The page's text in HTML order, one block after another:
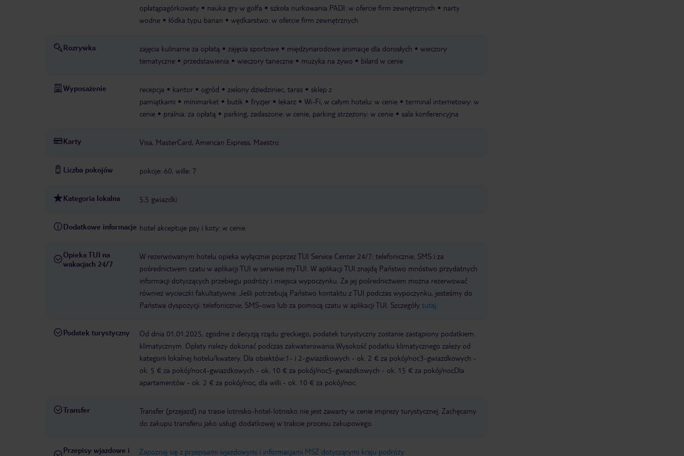
opłatąpagórkowaty
nauka gry w golfa szkoła nurkowania PADI: w ofercie firm zewnętrznych
narty
wodne
łódka typu banan wędkarstwo: w ofercie firm zewnętrznych
Rozrywka zajęcia kulinarne za opłatą zajęcia sportowe międzynarodowe animacje dla dorosłych
wieczory
tematyczne
przedstawienia wieczory taneczne muzyka na żywo bilard w cenie
Wyposażenie recepcja kantor ogród zielony dziedziniec, taras
sklep z
pamiątkami
minimarket butik fryzjer lekarz Wi-Fi, w całym hotelu: w cenie
terminal internetowy: w
cenie
pralnia: za opłatą parking, zadaszone: w cenie, parking strzeżony: w cenie sala konferencyjna
Karty Visa, MasterCard, American Express, Maestro
Liczba pokojów pokoje: 60, wille: 7
Kategoria lokalna 5,5 gwiazdki
Dodatkowe informacje hotel akceptuje psy i koty: w cenie
Opieka TUI na
wakacjach 24/7
W rezerwowanym hotelu opieka wyłącznie poprzez TUI Service Center 24/7: telefonicznie, SMS i za
pośrednictwem czatu w aplikacji TUI w serwisie myTUI. W aplikacji TUI znajdą Państwo mnóstwo przydatnych
informacji dotyczących przebiegu podróży i miejsca wypoczynku. Za jej pośrednictwem można rezerwować
również wycieczki fakultatywne. Jeśli potrzebują Państwo kontaktu z TUI podczas wypoczynku, jesteśmy do
Państwa dyspozycji: telefonicznie, SMS-owo lub za pomocą czatu w aplikacji TUI. Szczegóły tutaj
Podatek turystyczny
Od dnia 01.01.2025, zgodnie z decyzją rządu greckiego, podatek turystyczny zostanie zastąpiony podatkiem
klimatycznym. Opłaty należy dokonać podczas zakwaterowania.Wysokość podatku klimatycznego zależy od
kategorii lokalnej hotelu/kwatery. Dla obiektów:1- i 2-gwiazdkowych - ok. 2 € za pokój/noc3-gwiazdkowych -
ok. 5 € za pokój/noc4-gwiazdkowych - ok. 10 € za pokój/noc5-gwiazdkowych - ok. 15 € za pokój/nocDla
apartamentów - ok. 2 € za pokój/noc, dla willi - ok. 10 € za pokój/noc.
Transfer
Transfer (przejazd) na trasie lotnisko-hotel-lotnisko nie jest zawarty w cenie imprezy turystycznej. Zachęcamy
do zakupu transferu jako usługi dodatkowej w trakcie procesu zakupowego.
Przepisy wjazdowe i
Zapoznaj się z przepisami wjazdowymi i informacjami MSZ dotyczącymi kraju podróży.